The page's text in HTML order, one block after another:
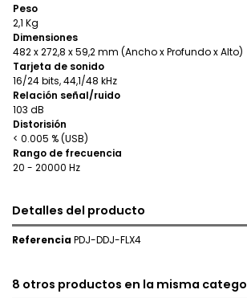
Peso
2,1 Kg
Dimensiones
482 x 272,8 x 59,2 mm (Ancho x Profundo x Alto)
Tarjeta de sonido
16/24 bits, 44,1/48 kHz
Relación señal/ruido
103 dB
Distorisión
< 0.005 % (USB)
Rango de frecuencia
20 - 20000 Hz
Detalles del producto
ReferenciaPDJ-DDJ-FLX4
8 otros productos en la misma